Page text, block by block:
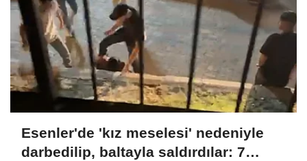
Esenler'de 'kız meselesi' nedeniyle
darbedilip, baltayla saldırdılar: 7